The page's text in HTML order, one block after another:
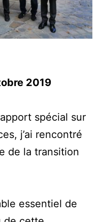
2019
spécial sur
j’ai rencontré
de la transition
essentiel de